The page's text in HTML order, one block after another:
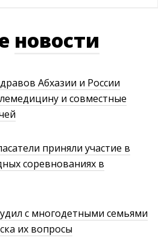
новости
Абхазии и России
и совместные
приняли участие в
соревнованиях в
с многодетными семьями
их вопросы